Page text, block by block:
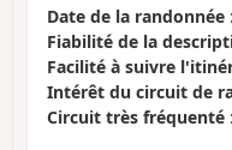
Date de la randonnée
Fiabilité de la
Facilité à suivre
Intérêt du circuit de
Circuit très fréquenté